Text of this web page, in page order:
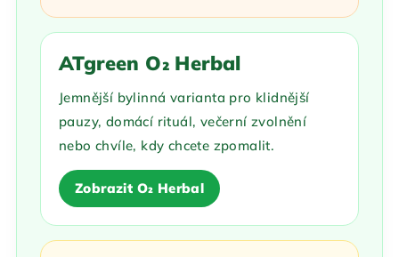
ATgreen O₂ Herbal
Jemnější bylinná varianta pro klidnější
pauzy, domácí rituál, večerní zvolnění
nebo chvíle, kdy chcete zpomalit.
Zobrazit O₂ Herbal